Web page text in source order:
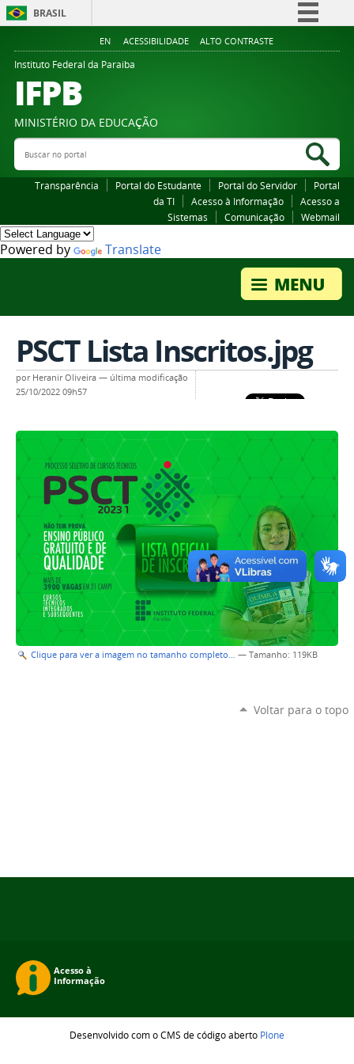
BRASIL
Simplifique!
Legislação
EN ACESSIBILIDADE ALTO CONTRASTE
Instituto Federal da Paraiba
IFPB
MINISTÉRIO DA EDUCAÇÃO
Buscar no portal
Transparência Portal do Estudante Portal do Servidor
Portal
da TI
Acesso à Informação
Acesso a
Sistemas
Comunicação Webmail
Powered by Translate
PSCT Lista Inscritos.jpg
por Heranir Oliveira — última modificação
25/10/2022 09h57
Clique para ver a imagem no tamanho completo… — Tamanho: 119KB
Voltar para o topo
Desenvolvido com o CMS de código aberto Plone